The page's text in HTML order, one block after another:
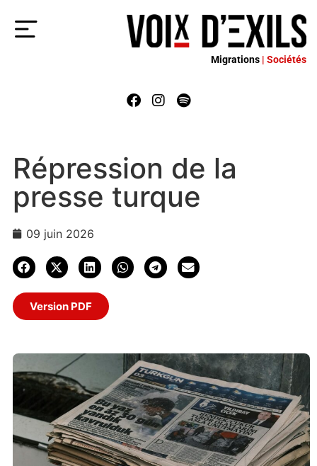
Migrations | Sociétés
Répression de la
presse turque
09 juin 2026
Version PDF